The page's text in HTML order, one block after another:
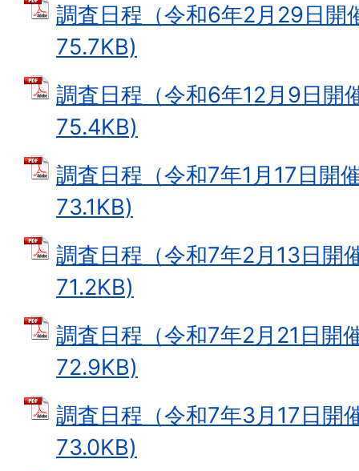
調査日程（令和6年2月29日開
75.7KB)
調査日程（令和6年12月9日開
75.4KB)
調査日程（令和7年1月17日開
73.1KB)
調査日程（令和7年2月13日開
71.2KB)
調査日程（令和7年2月21日開
72.9KB)
調査日程（令和7年3月17日開
73.0KB)